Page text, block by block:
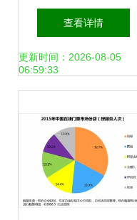
（市场营销策划方
向）专业的院校及
查看详情
更新时间：2026-08-05
06:59:33